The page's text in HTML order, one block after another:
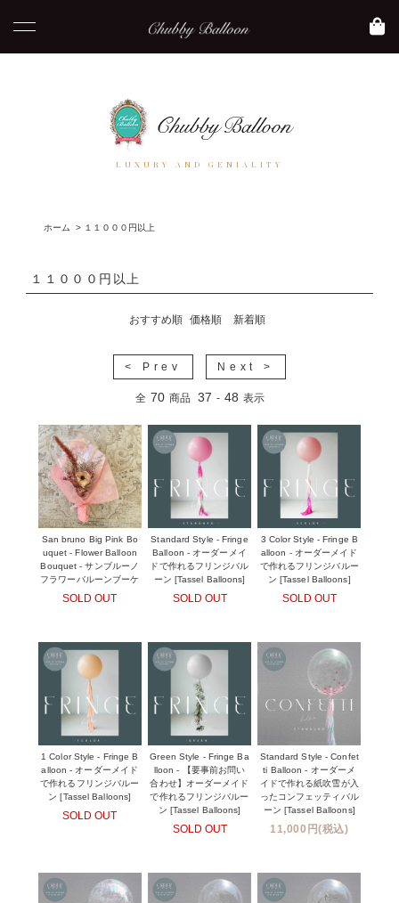
LUXURY AND GENIALITY
ホーム > １１０００円以上
１１０００円以上
おすすめ順 価格順 新着順
< Prev Next >
全 70 商品 37 - 48 表示
San bruno Big Pink Bo
uquet - Flower Balloon
Bouquet - サンブルーノ
フラワーバルーンブーケ
SOLD OUT
Standard Style - Fringe
Balloon - オーダーメイ
ドで作れるフリンジバル
ーン [Tassel Balloons]
SOLD OUT
3 Color Style - Fringe B
alloon - オーダーメイド
で作れるフリンジバルー
ン [Tassel Balloons]
SOLD OUT
1 Color Style - Fringe B
alloon - オーダーメイド
で作れるフリンジバルー
ン [Tassel Balloons]
SOLD OUT
Green Style - Fringe Ba
lloon - 【要事前お問い
合わせ】オーダーメイド
で作れるフリンジバルー
ン [Tassel Balloons]
SOLD OUT
Standard Style - Confet
ti Balloon - オーダーメ
イドで作れる紙吹雪が入
ったコンフェッティバル
ーン [Tassel Balloons]
11,000円(税込)